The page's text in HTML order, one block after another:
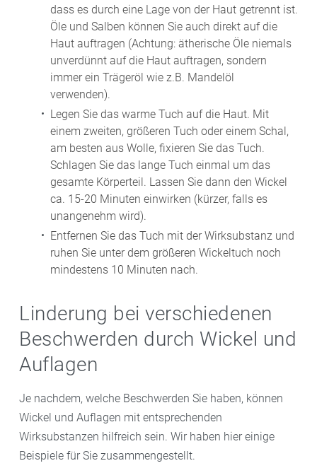
dass es durch eine Lage von der Haut getrennt ist.
Öle und Salben können Sie auch direkt auf die
Haut auftragen (Achtung: ätherische Öle niemals
unverdünnt auf die Haut auftragen, sondern
immer ein Trägeröl wie z.B. Mandelöl
verwenden).
Legen Sie das warme Tuch auf die Haut. Mit
einem zweiten, größeren Tuch oder einem Schal,
am besten aus Wolle, fixieren Sie das Tuch.
Schlagen Sie das lange Tuch einmal um das
gesamte Körperteil. Lassen Sie dann den Wickel
ca. 15-20 Minuten einwirken (kürzer, falls es
unangenehm wird).
Entfernen Sie das Tuch mit der Wirksubstanz und
ruhen Sie unter dem größeren Wickeltuch noch
mindestens 10 Minuten nach.
Linderung bei verschiedenen
Beschwerden durch Wickel und
Auflagen
Je nachdem, welche Beschwerden Sie haben, können
Wickel und Auflagen mit entsprechenden
Wirksubstanzen hilfreich sein. Wir haben hier einige
Beispiele für Sie zusammengestellt.